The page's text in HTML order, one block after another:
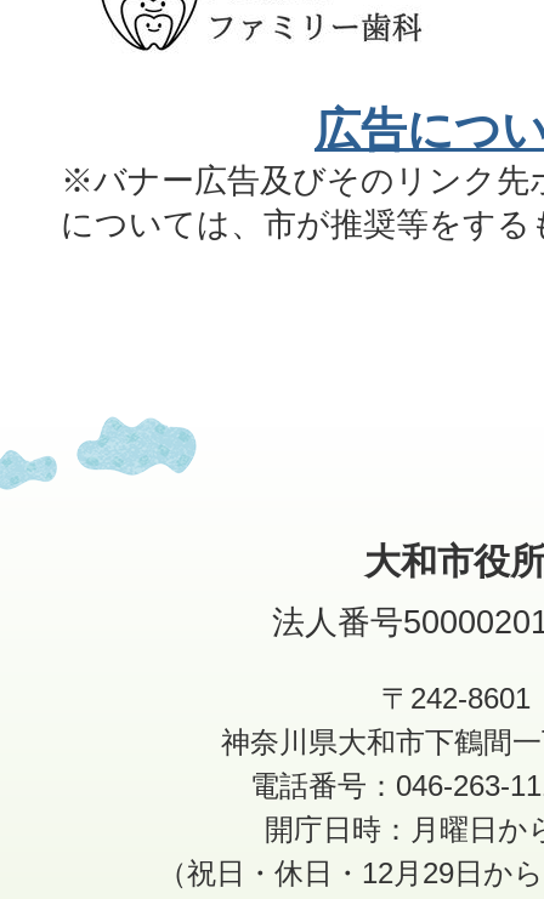
広告につ
※バナー広告及びそのリンク先
については、市が推奨等をす
大和市役
法人番号
〒242-8601
神奈川県大和市下鶴間
電話番号：046-263-
開庁日時：月曜日か
（祝日・休日・12月29日か